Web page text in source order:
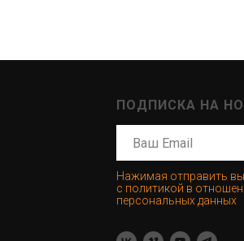
ПОДПИСКА НА
Нажимая отправить
с политикой в
персональных данных